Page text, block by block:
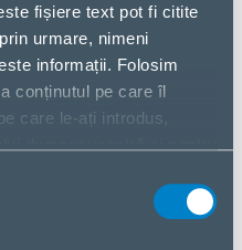
fișiere text pot fi citite
urmare, nimeni
informații. Folosim
conținutul pe care îl
care le-ați introdus,
în care utilizați pagina